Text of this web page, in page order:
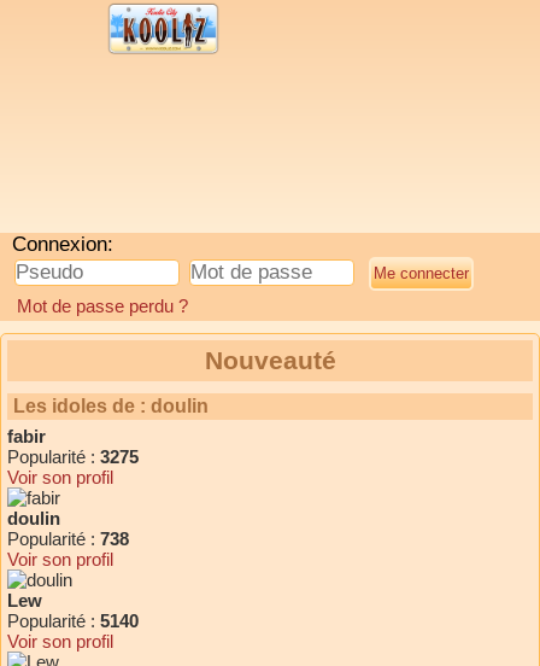
Connexion:
Mot de passe perdu ?
Nouveauté
Les idoles de : doulin
fabir
Popularité : 3275
Voir son profil
doulin
Popularité : 738
Voir son profil
Lew
Popularité : 5140
Voir son profil